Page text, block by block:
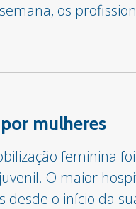
os
mulheres
feminina
O maior
o início da